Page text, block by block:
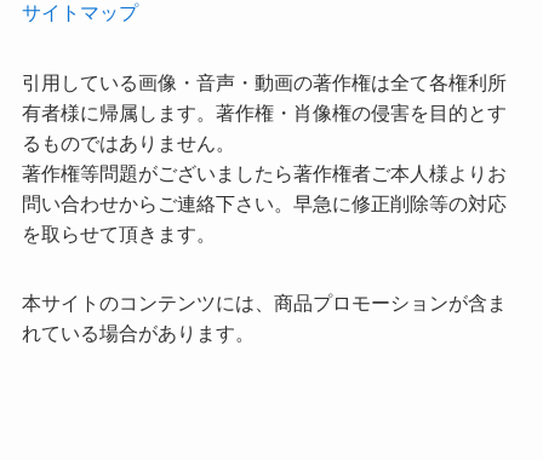
サイトマップ
引用している画像・音声・動画の著作権は全て各権利所
有者様に帰属します。著作権・肖像権の侵害を目的とす
るものではありません。
著作権等問題がございましたら著作権者ご本人様よりお
問い合わせからご連絡下さい。早急に修正削除等の対応
を取らせて頂きます。
本サイトのコンテンツには、商品プロモーションが含ま
れている場合があります。